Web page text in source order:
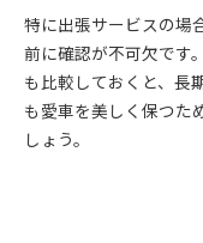
特に出張サービスの場
前に確認が不可欠です
も比較しておくと、長
も愛車を美しく保つた
しょう。